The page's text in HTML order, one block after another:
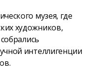
музея, где
художников,
интеллигенции